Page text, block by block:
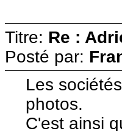
Titre: Re :
Posté par:
Les
photos.
C'est ainsi